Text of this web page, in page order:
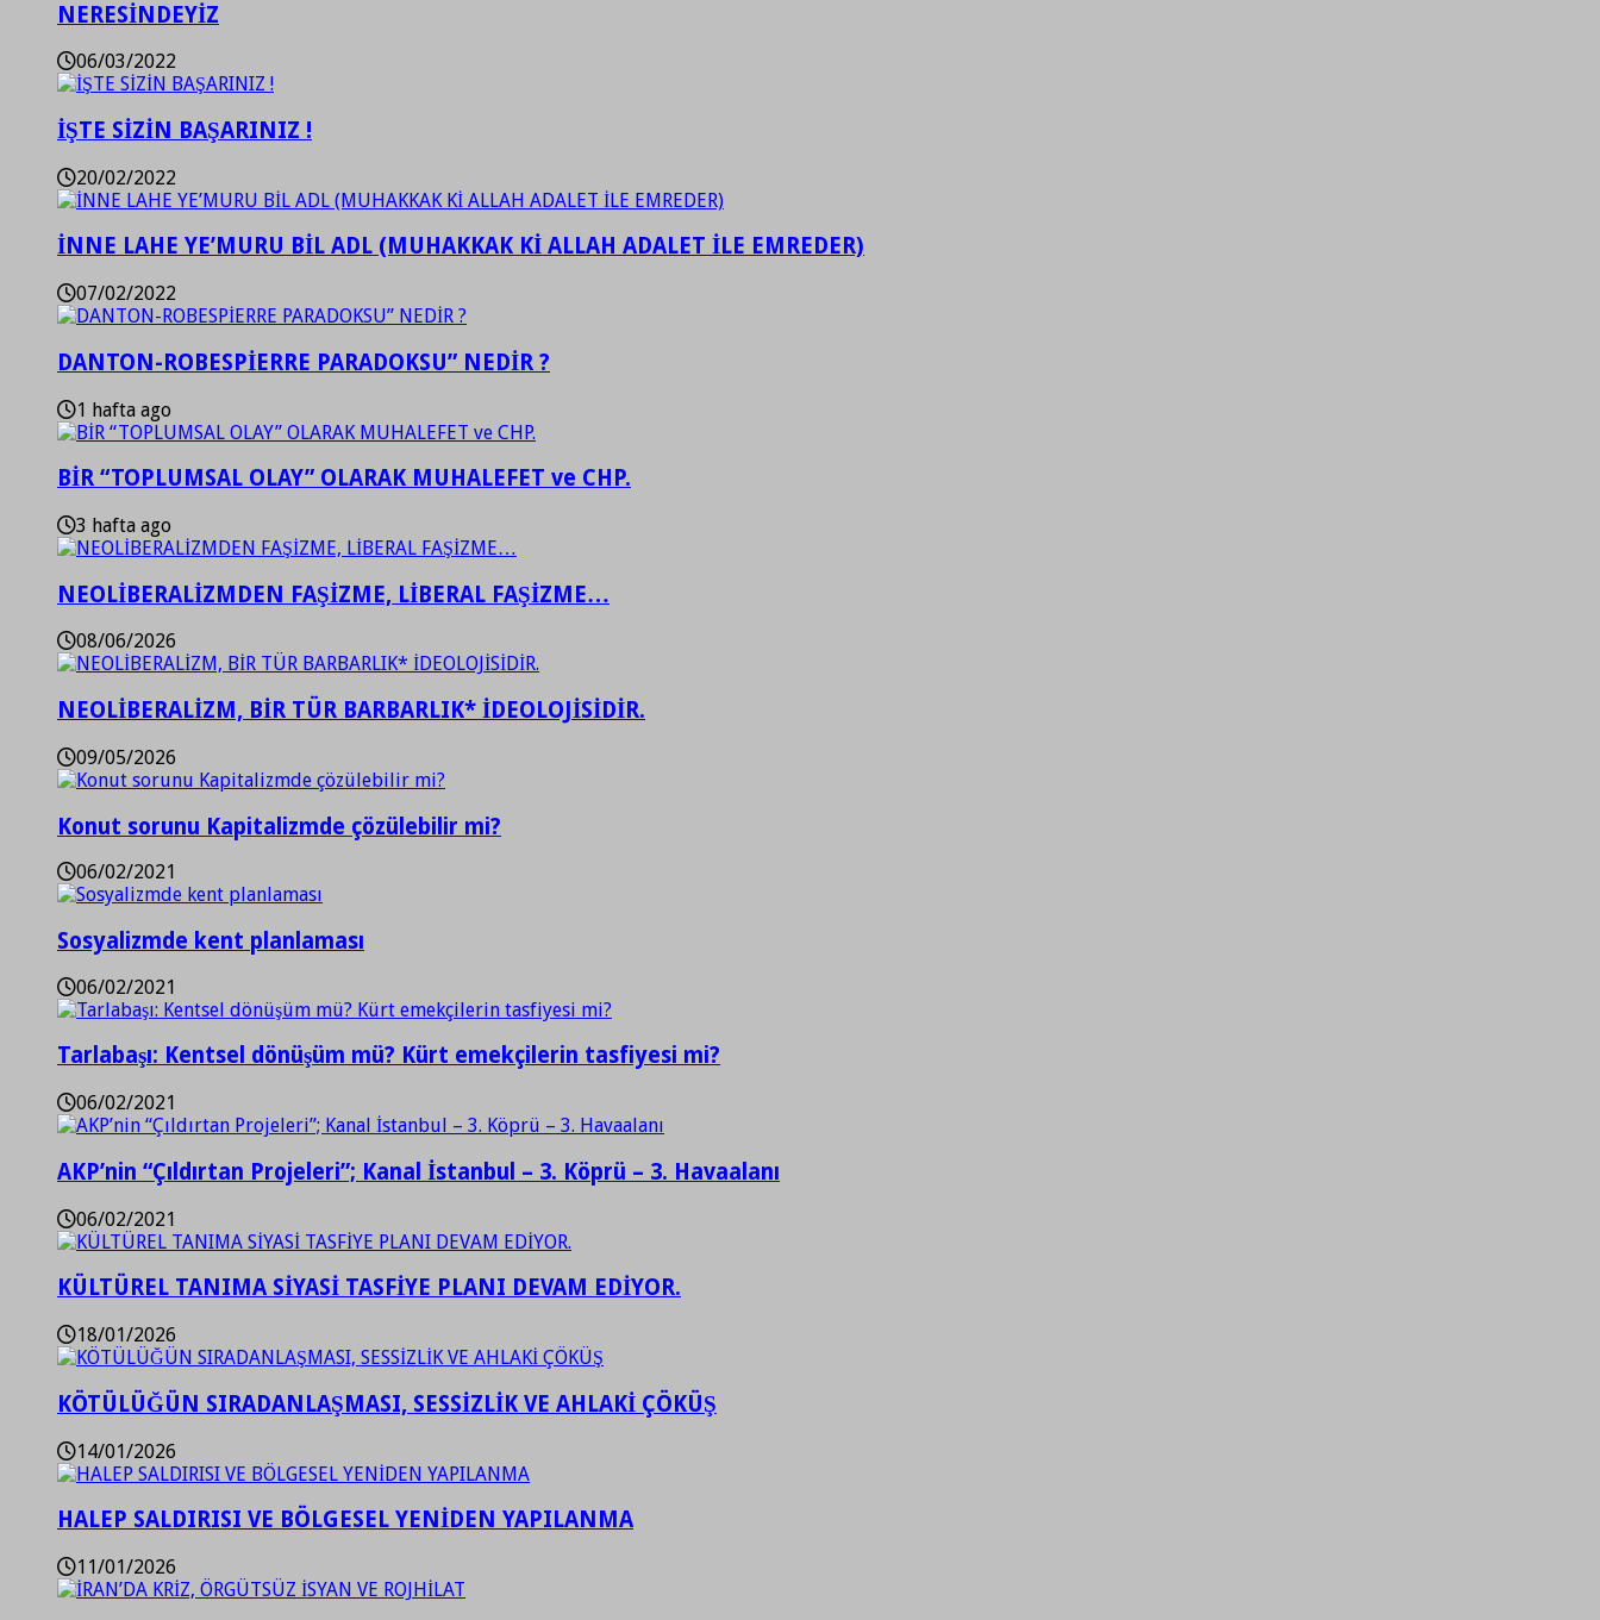
NERESİNDEYİZ
06/03/2022
İŞTE SİZİN BAŞARINIZ !
20/02/2022
İNNE LAHE YE’MURU BİL ADL (MUHAKKAK Kİ ALLAH ADALET İLE EMREDER)
07/02/2022
DANTON-ROBESPİERRE PARADOKSU” NEDİR ?
1 hafta ago
BİR “TOPLUMSAL OLAY” OLARAK MUHALEFET ve CHP.
3 hafta ago
NEOLİBERALİZMDEN FAŞİZME, LİBERAL FAŞİZME…
08/06/2026
NEOLİBERALİZM, BİR TÜR BARBARLIK* İDEOLOJİSİDİR.
09/05/2026
Konut sorunu Kapitalizmde çözülebilir mi?
06/02/2021
Sosyalizmde kent planlaması
06/02/2021
Tarlabaşı: Kentsel dönüşüm mü? Kürt emekçilerin tasfiyesi mi?
06/02/2021
AKP’nin “Çıldırtan Projeleri”; Kanal İstanbul – 3. Köprü – 3. Havaalanı
06/02/2021
KÜLTÜREL TANIMA SİYASİ TASFİYE PLANI DEVAM EDİYOR.
18/01/2026
KÖTÜLÜĞÜN SIRADANLAŞMASI, SESSİZLİK VE AHLAKİ ÇÖKÜŞ
14/01/2026
HALEP SALDIRISI VE BÖLGESEL YENİDEN YAPILANMA
11/01/2026